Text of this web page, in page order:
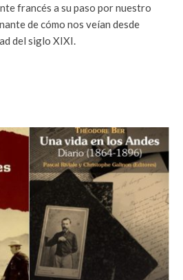
francés a su paso por nuestro
de cómo nos veían desde
del siglo XIXI.